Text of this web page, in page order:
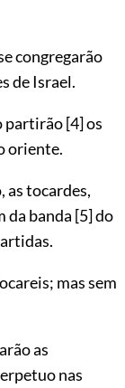
congregarão
de Israel.
partirão[4]os
oriente.
as tocardes,
da banda [5]do
mas sem
as
nas